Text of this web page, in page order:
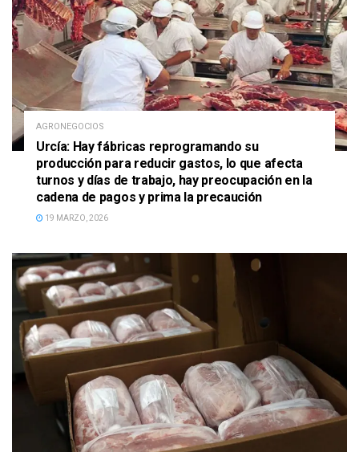
AGRONEGOCIOS
Urcía: Hay fábricas reprogramando su
producción para reducir gastos, lo que afecta
turnos y días de trabajo, hay preocupación en la
cadena de pagos y prima la precaución
19 MARZO, 2026